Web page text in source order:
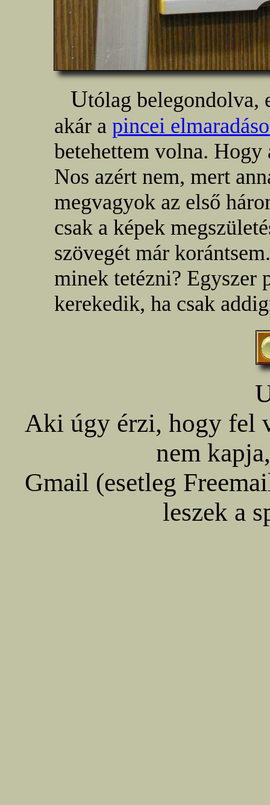
Utólag belegondolva,
akár a pincei
betehettem volna.
Nos azért nem, mert
megvagyok az első
csak a képek
szövegét már
minek tetézni? Egyszer
kerekedik, ha csak
Aki úgy érzi, hogy fel
nem
Gmail (esetleg
leszek a